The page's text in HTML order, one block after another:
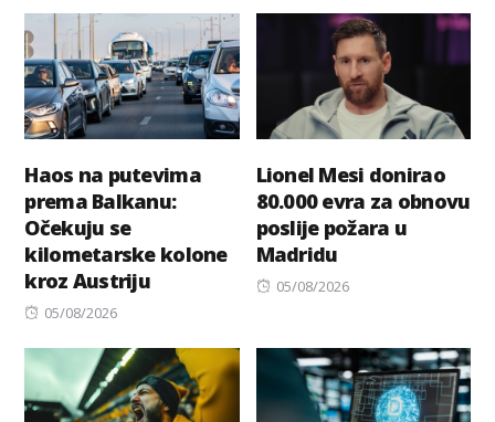
Haos na putevima
prema Balkanu:
Očekuju se
kilometarske kolone
kroz Austriju
Posted
05/08/2026
Lionel Mesi donirao
80.000 evra za obnovu
poslije požara u
Madridu
Posted
05/08/2026